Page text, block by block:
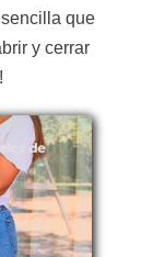
que
y cerrar